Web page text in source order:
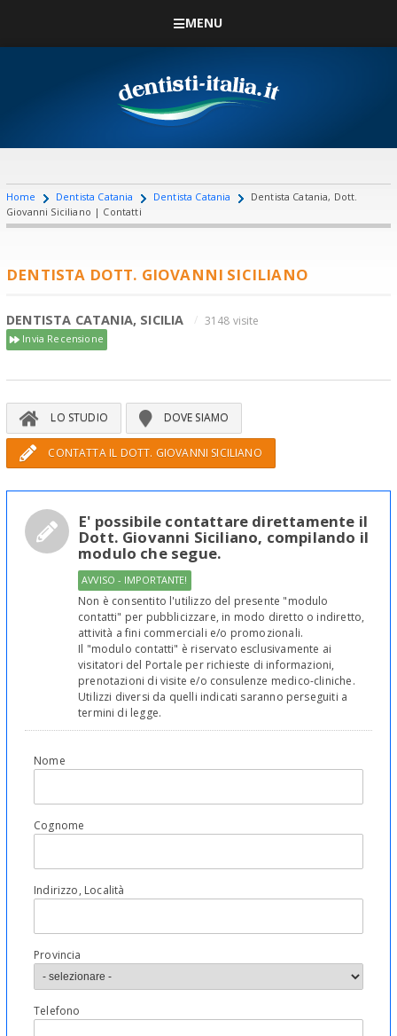
MENU
Home Dentista Catania Dentista Catania
Dentista Catania, Dott.
Giovanni Siciliano | Contatti
DENTISTA DOTT. GIOVANNI SICILIANO
DENTISTA CATANIA, SICILIA 3148 visite
Invia Recensione
LO STUDIO DOVE SIAMO
CONTATTA IL DOTT. GIOVANNI SICILIANO
E' possibile contattare direttamente il
Dott. Giovanni Siciliano, compilando il
modulo che segue.
AVVISO - IMPORTANTE!
Non è consentito l'utilizzo del presente "modulo
contatti" per pubblicizzare, in modo diretto o indiretto,
attività a fini commerciali e/o promozionali.
Il "modulo contatti" è riservato esclusivamente ai
visitatori del Portale per richieste di informazioni,
prenotazioni di visite e/o consulenze medico-cliniche.
Utilizzi diversi da quelli indicati saranno perseguiti a
termini di legge.
Nome
Cognome
Indirizzo, Località
Provincia
Telefono